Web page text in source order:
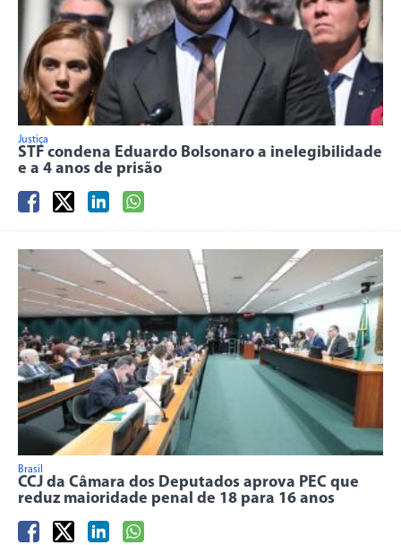
Justiça
STF condena Eduardo Bolsonaro a inelegibilidade
e a 4 anos de prisão
Brasil
CCJ da Câmara dos Deputados aprova PEC que
reduz maioridade penal de 18 para 16 anos